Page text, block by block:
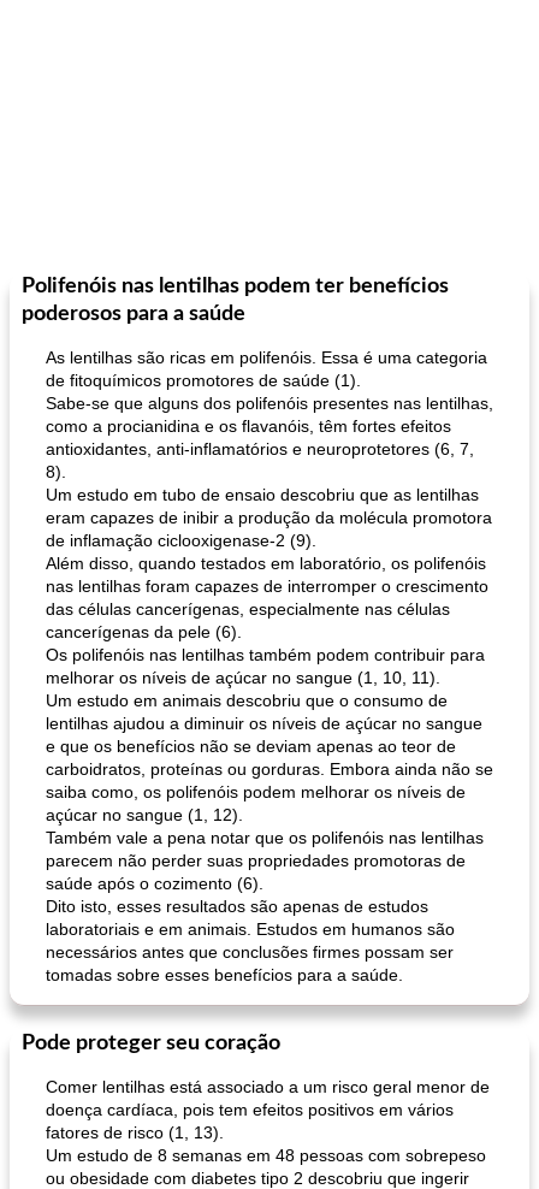
Polifenóis nas lentilhas podem ter benefícios
poderosos para a saúde
As lentilhas são ricas em polifenóis. Essa é uma categoria
de fitoquímicos promotores de saúde (1).
Sabe-se que alguns dos polifenóis presentes nas lentilhas,
como a procianidina e os flavanóis, têm fortes efeitos
antioxidantes, anti-inflamatórios e neuroprotetores (6, 7,
8).
Um estudo em tubo de ensaio descobriu que as lentilhas
eram capazes de inibir a produção da molécula promotora
de inflamação ciclooxigenase-2 (9).
Além disso, quando testados em laboratório, os polifenóis
nas lentilhas foram capazes de interromper o crescimento
das células cancerígenas, especialmente nas células
cancerígenas da pele (6).
Os polifenóis nas lentilhas também podem contribuir para
melhorar os níveis de açúcar no sangue (1, 10, 11).
Um estudo em animais descobriu que o consumo de
lentilhas ajudou a diminuir os níveis de açúcar no sangue
e que os benefícios não se deviam apenas ao teor de
carboidratos, proteínas ou gorduras. Embora ainda não se
saiba como, os polifenóis podem melhorar os níveis de
açúcar no sangue (1, 12).
Também vale a pena notar que os polifenóis nas lentilhas
parecem não perder suas propriedades promotoras de
saúde após o cozimento (6).
Dito isto, esses resultados são apenas de estudos
laboratoriais e em animais. Estudos em humanos são
necessários antes que conclusões firmes possam ser
tomadas sobre esses benefícios para a saúde.
Pode proteger seu coração
Comer lentilhas está associado a um risco geral menor de
doença cardíaca, pois tem efeitos positivos em vários
fatores de risco (1, 13).
Um estudo de 8 semanas em 48 pessoas com sobrepeso
ou obesidade com diabetes tipo 2 descobriu que ingerir